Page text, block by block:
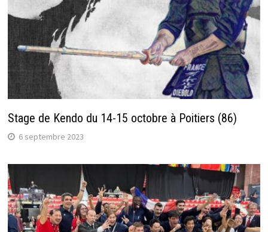
Stage de Kendo du 14-15 octobre à Poitiers (86)
6 septembre 2023